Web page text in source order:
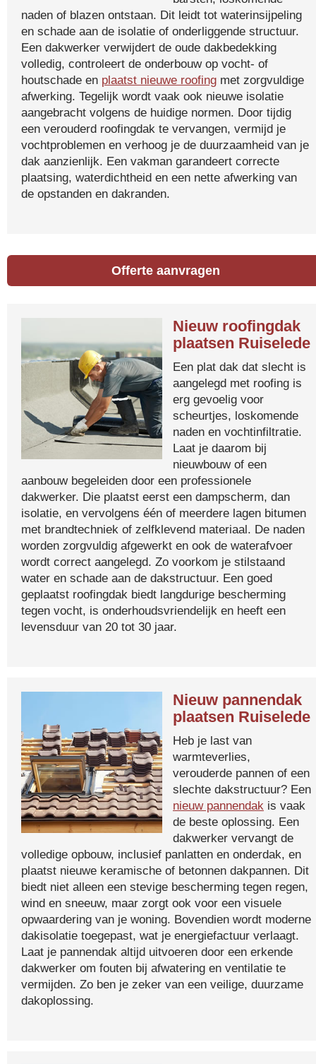
naden of blazen ontstaan. Dit leidt tot waterinsijpeling
en schade aan de isolatie of onderliggende structuur.
Een dakwerker verwijdert de oude dakbedekking
volledig, controleert de onderbouw op vocht- of
houtschade en plaatst nieuwe roofing met zorgvuldige
afwerking. Tegelijk wordt vaak ook nieuwe isolatie
aangebracht volgens de huidige normen. Door tijdig
een verouderd roofingdak te vervangen, vermijd je
vochtproblemen en verhoog je de duurzaamheid van je
dak aanzienlijk. Een vakman garandeert correcte
plaatsing, waterdichtheid en een nette afwerking van
de opstanden en dakranden.
Offerte aanvragen
Nieuw roofingdak
plaatsen Ruiselede
Een plat dak dat slecht is
aangelegd met roofing is
erg gevoelig voor
scheurtjes, loskomende
naden en vochtinfiltratie.
Laat je daarom bij
nieuwbouw of een
aanbouw begeleiden door een professionele
dakwerker. Die plaatst eerst een dampscherm, dan
isolatie, en vervolgens één of meerdere lagen bitumen
met brandtechniek of zelfklevend materiaal. De naden
worden zorgvuldig afgewerkt en ook de waterafvoer
wordt correct aangelegd. Zo voorkom je stilstaand
water en schade aan de dakstructuur. Een goed
geplaatst roofingdak biedt langdurige bescherming
tegen vocht, is onderhoudsvriendelijk en heeft een
levensduur van 20 tot 30 jaar.
Nieuw pannendak
plaatsen Ruiselede
Heb je last van
warmteverlies,
verouderde pannen of een
slechte dakstructuur? Een
nieuw pannendak is vaak
de beste oplossing. Een
dakwerker vervangt de
volledige opbouw, inclusief panlatten en onderdak, en
plaatst nieuwe keramische of betonnen dakpannen. Dit
biedt niet alleen een stevige bescherming tegen regen,
wind en sneeuw, maar zorgt ook voor een visuele
opwaardering van je woning. Bovendien wordt moderne
dakisolatie toegepast, wat je energiefactuur verlaagt.
Laat je pannendak altijd uitvoeren door een erkende
dakwerker om fouten bij afwatering en ventilatie te
vermijden. Zo ben je zeker van een veilige, duurzame
dakoplossing.